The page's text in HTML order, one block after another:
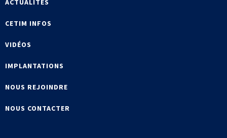
ACTUALITÉS
CETIM INFOS
VIDÉOS
IMPLANTATIONS
NOUS REJOINDRE
NOUS CONTACTER